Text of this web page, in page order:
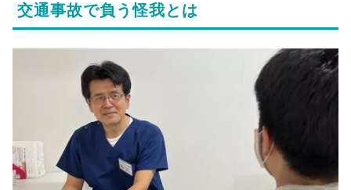
交通事故で負う怪我とは